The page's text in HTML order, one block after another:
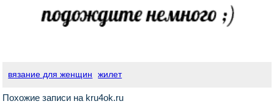
вязание для женщин жилет
Похожие записи на kru4ok.ru